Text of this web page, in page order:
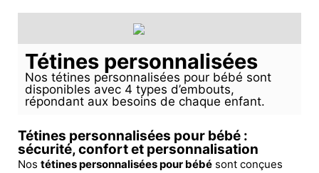
Tétines personnalisées
Nos tétines personnalisées pour bébé sont
disponibles avec 4 types d’embouts,
répondant aux besoins de chaque enfant.
Tétines personnalisées pour bébé :
sécurité, confort et personnalisation
Nos tétines personnalisées pour bébé sont conçues